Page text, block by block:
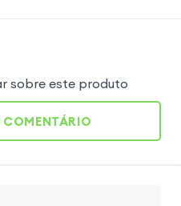
sobre este produto
COMENTÁRIO